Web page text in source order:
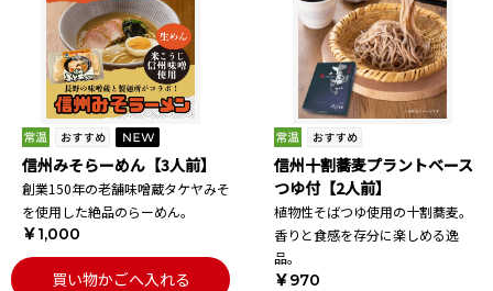
信州みそらーめん【3人前】
創業150年の老舗味噌蔵タケヤみそ
を使用した絶品のらーめん。
￥1,000
買い物かごへ入れる
信州十割蕎麦プラントベース
つゆ付【2人前】
植物性そばつゆ使用の十割蕎麦。
香りと食感を存分に楽しめる逸
品。
￥970